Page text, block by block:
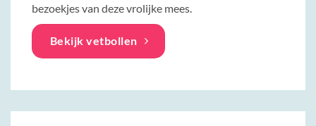
bezoekjes van deze vrolijke mees.
Bekijk vetbollen